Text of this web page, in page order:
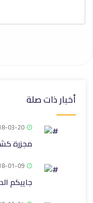
أخبار ذات صلة
03-20
مجزرة
01-09
جاييكم